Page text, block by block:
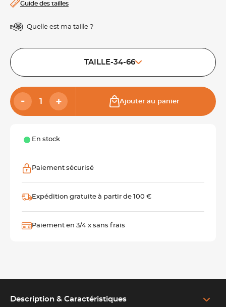
Guide des tailles
Quelle est ma taille ?
TAILLE-34-66
Ajouter au panier
En stock
Paiement sécurisé
Expédition gratuite à partir de 100 €
Paiement en 3/4 x sans frais
Description & Caractéristiques